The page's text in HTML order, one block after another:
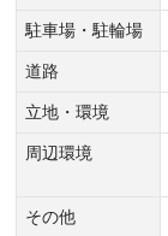
駐車場・駐輪場
道路
立地・環境
周辺環境
その他